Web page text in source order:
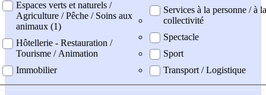
Espaces verts et naturels /
Agriculture / Pêche / Soins aux
animaux (1)
Hôtellerie - Restauration /
Tourisme / Animation
Immobilier
Services à la personne / à la
collectivité
Spectacle
Sport
Transport / Logistique